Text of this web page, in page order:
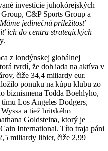
investície juhokórejských
C&P Sports Group a
Máme jedinečnú príležitosť
ich do centra strategických
z londýnskej globálnej
tvrdí, že dohliada na aktíva v
čiže 34,4 miliardy eur.
ponuku na kúpu klubu zo
biznismena Todda Boehlyho,
Los Angeles Dodgers,
a tiež britského
Goldsteina, ktorý je
International. Títo traja páni
miliardy libier, čiže 2,99